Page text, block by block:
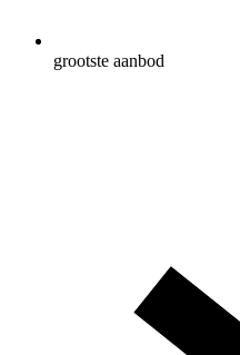
grootste aanbod